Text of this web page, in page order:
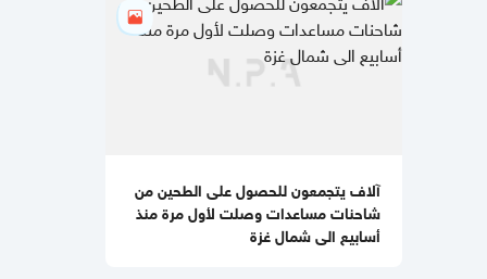
11:54 صباحا
منع إدخال المستلزمات الطبية يفاقم
الصواريخ الاعتراضية
11:07 صباحا
باسم نعيم: حماس لا تزال في انتظار رد
آلاف يتجمعون للحصول على الطحين من
شاحنات مساعدات وصلت لأول مرة منذ
أسابيع الى شمال غزة